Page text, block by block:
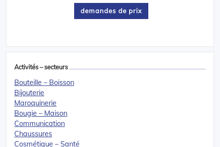
demandes de prix
Activités – secteurs
Bouteille – Boisson
Bijouterie
Maroquinerie
Bougie – Maison
Communication
Chaussures
Cosmétique – Santé